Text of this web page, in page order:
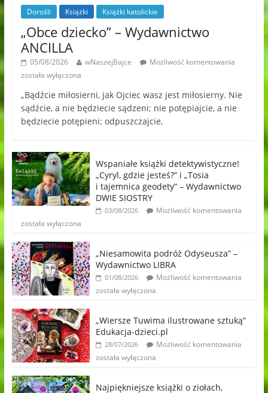
Dorośli Książki Książki katolickie
„Obce dziecko” – Wydawnictwo
ANCILLA
05/08/2026 wNaszejBajce
Możliwość komentowania
została wyłączona
„Bądźcie miłosierni, jak Ojciec wasz jest miłosierny. Nie
sądźcie, a nie będziecie sądzeni; nie potępiajcie, a nie
będziecie potępieni; odpuszczajcie,
Wspaniałe książki detektywistyczne!
„Cyryl, gdzie jesteś?” i „Tosia
i tajemnica geodety” – Wydawnictwo
DWIE SIOSTRY
03/08/2026
Możliwość komentowania
została wyłączona
„Niesamowita podróż Odyseusza” –
Wydawnictwo LIBRA
01/08/2026
Możliwość komentowania
została wyłączona
„Wiersze Tuwima ilustrowane sztuką”
Edukacja-dzieci.pl
28/07/2026
Możliwość komentowania
została wyłączona
Najpiękniejsze książki o ziołach,